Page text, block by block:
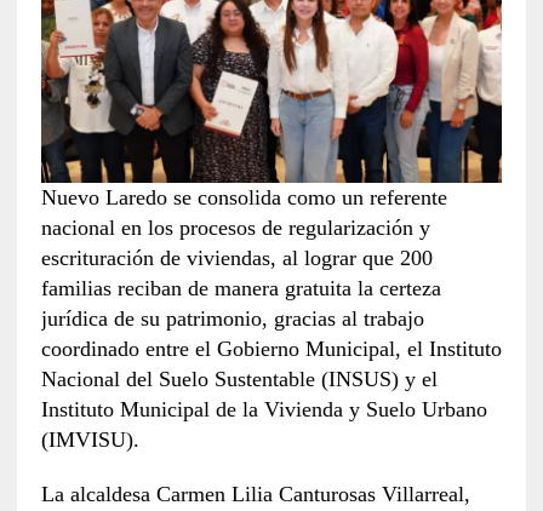
Nuevo Laredo se consolida como un referente
nacional en los procesos de regularización y
escrituración de viviendas, al lograr que 200
familias reciban de manera gratuita la certeza
jurídica de su patrimonio, gracias al trabajo
coordinado entre el Gobierno Municipal, el Instituto
Nacional del Suelo Sustentable (INSUS) y el
Instituto Municipal de la Vivienda y Suelo Urbano
(IMVISU).
La alcaldesa Carmen Lilia Canturosas Villarreal,